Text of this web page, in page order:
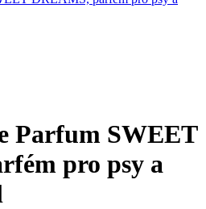
Parfum SWEET
pro psy a